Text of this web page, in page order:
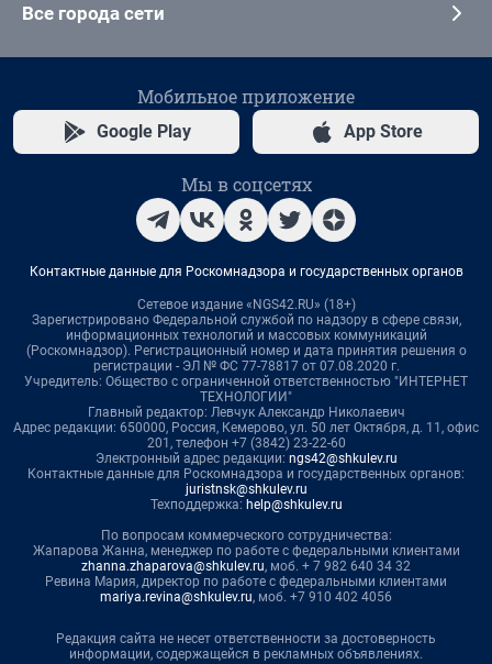
Все города сети
Мобильное приложение
Google Play App Store
Мы в соцсетях
Контактные данные для Роскомнадзора и государственных органов
Сетевое издание «NGS42.RU» (18+)
Зарегистрировано Федеральной службой по надзору в сфере связи,
информационных технологий и массовых коммуникаций
(Роскомнадзор). Регистрационный номер и дата принятия решения о
регистрации - ЭЛ № ФС 77-78817 от 07.08.2020 г.
Учредитель: Общество с ограниченной ответственностью "ИНТЕРНЕТ
ТЕХНОЛОГИИ"
Главный редактор: Левчук Александр Николаевич
Адрес редакции: 650000, Россия, Кемерово, ул. 50 лет Октября, д. 11, офис
201, телефон +7 (3842) 23-22-60
Электронный адрес редакции: ngs42@shkulev.ru
Контактные данные для Роскомнадзора и государственных органов:
juristnsk@shkulev.ru
Техподдержка: help@shkulev.ru
По вопросам коммерческого сотрудничества:
Жапарова Жанна, менеджер по работе с федеральными клиентами
zhanna.zhaparova@shkulev.ru, моб. + 7 982 640 34 32
Ревина Мария, директор по работе с федеральными клиентами
mariya.revina@shkulev.ru, моб. +7 910 402 4056
Редакция сайта не несет ответственности за достоверность
информации, содержащейся в рекламных объявлениях.